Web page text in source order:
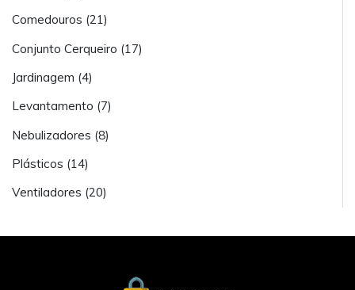
Comedouros (21)
Conjunto Cerqueiro (17)
Jardinagem (4)
Levantamento (7)
Nebulizadores (8)
Plásticos (14)
Ventiladores (20)